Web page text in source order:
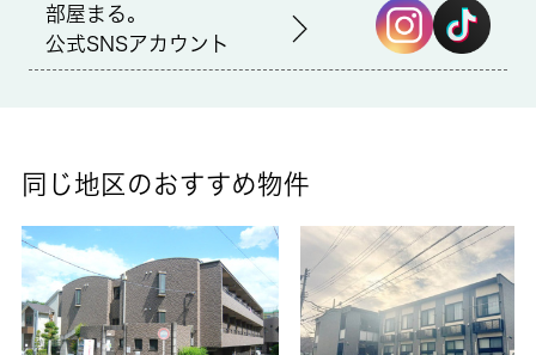
し ・駐輪場：無料 ※登録制 ※空き状
況要確認・インターネット利用料無料：Ｊ：ｃｏｍ ＩｎＭｙＲ
部屋まる。
公式SNSアカウント
同じ地区のおすすめ物件